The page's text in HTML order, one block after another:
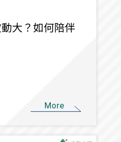
大？如何陪伴
More